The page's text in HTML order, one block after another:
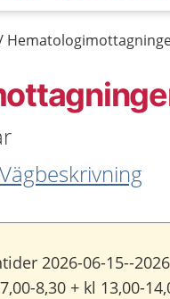
Vägbeskrivning
2026-06-15--
8,30 + kl 13,00-